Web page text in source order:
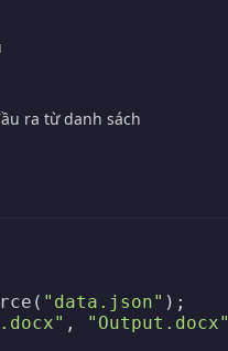
ra từ danh sách
( "data.json"
, "Output.docx"